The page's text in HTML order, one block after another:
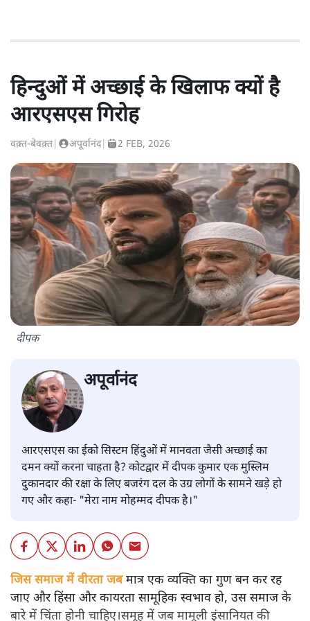
हिन्दुओं में अच्छाई के खिलाफ क्यों है
आरएसएस गिरोह
वक़्त-बेवक़्त अपूर्वानंद| 2 FEB, 2026
दीपक
अपूर्वानंद
आरएसएस का ईको सिस्टम हिंदुओं में मानवता जैसी अच्छाई का
दमन क्यों करना चाहता है? कोटद्वार में दीपक कुमार एक मुस्लिम
दुकानदार की रक्षा के लिए बजरंग दल के उग्र लोगों के सामने खड़े हो
गए और कहा- "मेरा नाम मोहम्मद दीपक है।"
जिस समाज में वीरता जबमात्र एक व्यक्ति का गुण बन कर रह
जाए और हिंसा और कायरता सामूहिक स्वभाव हो, उस समाज के
बारे में चिंता होनी चाहिए।समूह में जब मामूली इंसानियत की